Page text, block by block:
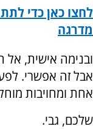
לחצו כאן כדי
מדרגה
ובנימה אישית, אל
אבל זה אפשרי.
אחת ומחויבות
שלכם, גבי.